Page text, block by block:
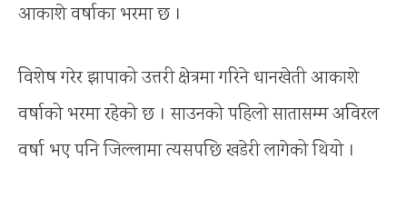
आकाशे वर्षाका भरमा छ ।
विशेष गरेर झापाको उत्तरी क्षेत्रमा गरिने धानखेती आकाशे
वर्षाको भरमा रहेको छ । साउनको पहिलो सातासम्म अविरल
वर्षा भए पनि जिल्लामा त्यसपछि खडेरी लागेको थियो ।